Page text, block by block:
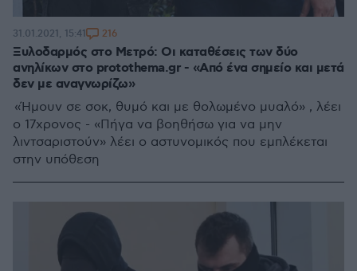
Ξυλοδαρμός στο Μετρό: Οι καταθέσεις των δύο
ανηλίκων στο protothema.gr - «Από ένα σημείο και μετά
δεν με αναγνωρίζω»
«Ήμουν σε σοκ, θυμό και με θολωμένο μυαλό» , λέει
ο 17χρονος - «Πήγα να βοηθήσω για να μην
λιντσαριστούν» λέει ο αστυνομικός που εμπλέκεται
στην υπόθεση
31.01.2021, 15:41 216